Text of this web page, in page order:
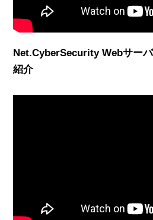
Net.CyberSecurity Webサー
紹介